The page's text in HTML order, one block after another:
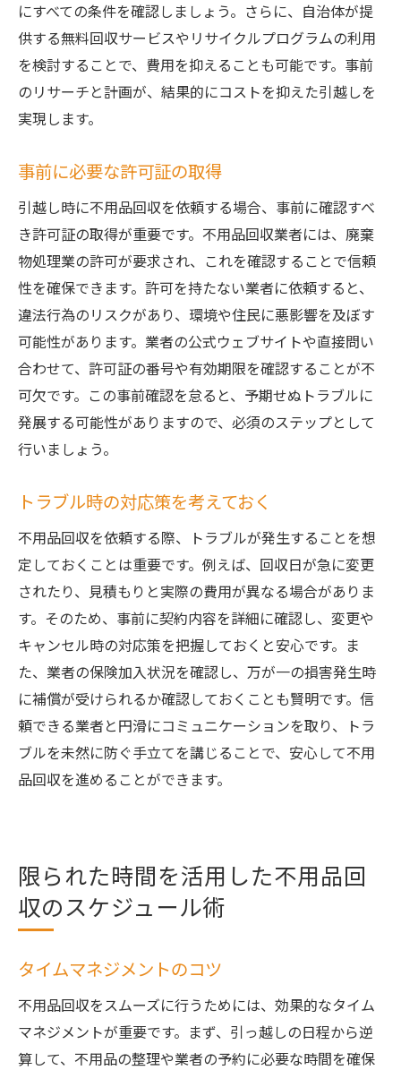
にすべての条件を確認しましょう。さらに、自治体が提
供する無料回収サービスやリサイクルプログラムの利用
を検討することで、費用を抑えることも可能です。事前
のリサーチと計画が、結果的にコストを抑えた引越しを
実現します。
事前に必要な許可証の取得
引越し時に不用品回収を依頼する場合、事前に確認すべ
き許可証の取得が重要です。不用品回収業者には、廃棄
物処理業の許可が要求され、これを確認することで信頼
性を確保できます。許可を持たない業者に依頼すると、
違法行為のリスクがあり、環境や住民に悪影響を及ぼす
可能性があります。業者の公式ウェブサイトや直接問い
合わせて、許可証の番号や有効期限を確認することが不
可欠です。この事前確認を怠ると、予期せぬトラブルに
発展する可能性がありますので、必須のステップとして
行いましょう。
トラブル時の対応策を考えておく
不用品回収を依頼する際、トラブルが発生することを想
定しておくことは重要です。例えば、回収日が急に変更
されたり、見積もりと実際の費用が異なる場合がありま
す。そのため、事前に契約内容を詳細に確認し、変更や
キャンセル時の対応策を把握しておくと安心です。ま
た、業者の保険加入状況を確認し、万が一の損害発生時
に補償が受けられるか確認しておくことも賢明です。信
頼できる業者と円滑にコミュニケーションを取り、トラ
ブルを未然に防ぐ手立てを講じることで、安心して不用
品回収を進めることができます。
限られた時間を活用した不用品回
収のスケジュール術
タイムマネジメントのコツ
不用品回収をスムーズに行うためには、効果的なタイム
マネジメントが重要です。まず、引っ越しの日程から逆
算して、不用品の整理や業者の予約に必要な時間を確保